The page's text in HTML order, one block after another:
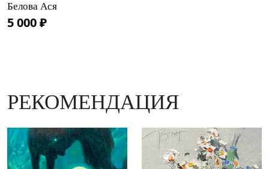
Белова Ася
5 000 ₽
РЕКОМЕНДАЦИЯ